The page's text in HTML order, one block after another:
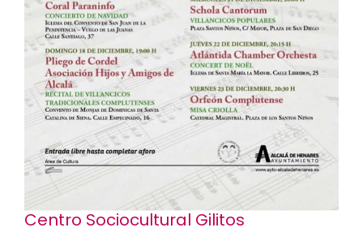
Centro Sociocultural Gilitos